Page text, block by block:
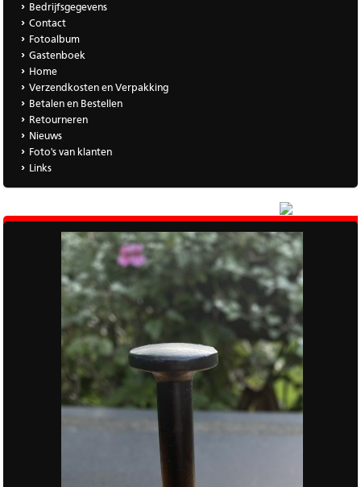
Bedrijfsgegevens
Contact
Fotoalbum
Gastenboek
Home
Verzendkosten en Verpakking
Betalen en Bestellen
Retourneren
Nieuws
Foto's van klanten
Links